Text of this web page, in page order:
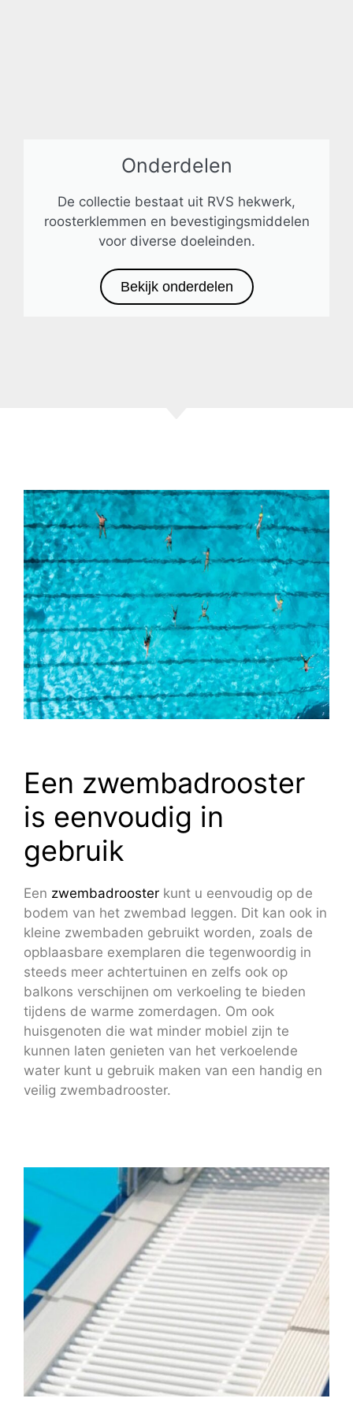
Onderdelen
De collectie bestaat uit RVS hekwerk,
roosterklemmen en bevestigingsmiddelen
voor diverse doeleinden.
Bekijk onderdelen
Een zwembadrooster
is eenvoudig in
gebruik
Een zwembadrooster kunt u eenvoudig op de
bodem van het zwembad leggen. Dit kan ook in
kleine zwembaden gebruikt worden, zoals de
opblaasbare exemplaren die tegenwoordig in
steeds meer achtertuinen en zelfs ook op
balkons verschijnen om verkoeling te bieden
tijdens de warme zomerdagen. Om ook
huisgenoten die wat minder mobiel zijn te
kunnen laten genieten van het verkoelende
water kunt u gebruik maken van een handig en
veilig zwembadrooster.